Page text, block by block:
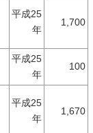
平成25
年
1,700
平成25
年
100
平成25
年
1,670